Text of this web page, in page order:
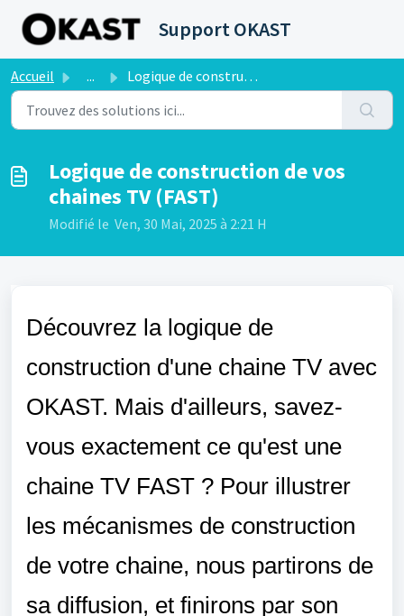
Passer au contenu principal
Support OKAST
Accueil ... Logique de construction de vos chaines TV (FAST)
Logique de construction de vos
chaines TV (FAST)
Modifié le Ven, 30 Mai, 2025 à 2:21 H
Découvrez la logique de
construction d'une chaine TV avec
OKAST. Mais d'ailleurs, savez-
vous exactement ce qu'est une
chaine TV FAST ? Pour illustrer
les mécanismes de construction
de votre chaine, nous partirons de
sa diffusion, et finirons par son